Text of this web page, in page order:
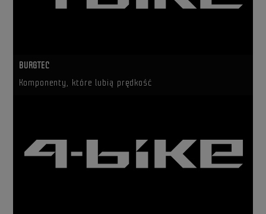
BURGTEC
Komponenty, które lubią prędkość